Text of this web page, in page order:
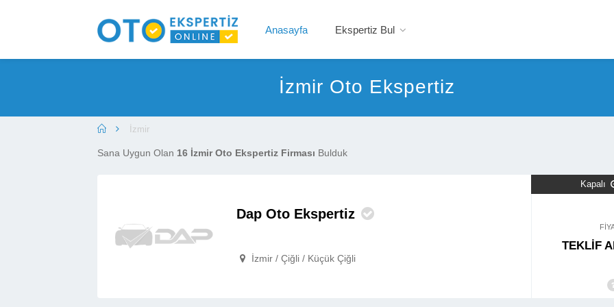
Anasayfa Ekspertiz Bul
İzmir Oto Ekspertiz
İzmir
Sana Uygun Olan 16 İzmir Oto Ekspertiz Firması Bulduk
Dap Oto Ekspertiz
 İzmir / Çiğli / Küçük Çiğli
Kapalı
TEKLİF